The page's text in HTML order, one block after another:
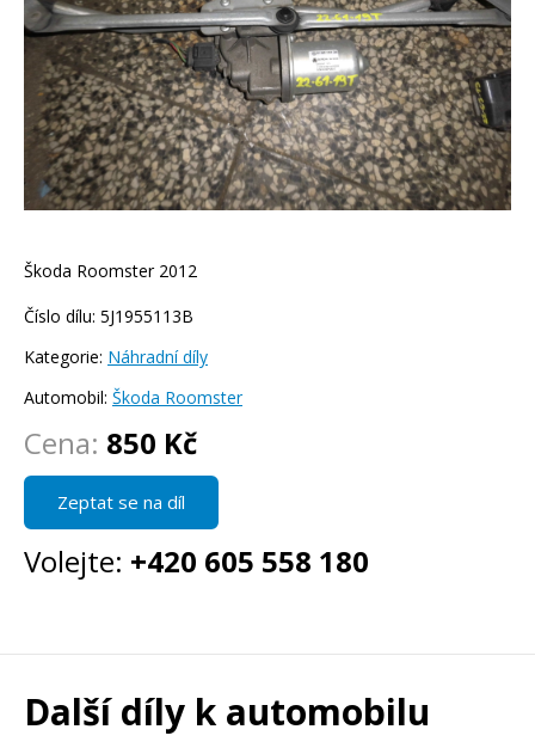
Škoda Roomster 2012
Číslo dílu: 5J1955113B
Kategorie: Náhradní díly
Automobil: Škoda Roomster
Cena: 850 Kč
Zeptat se na díl
Volejte: +420 605 558 180
Další díly k automobilu